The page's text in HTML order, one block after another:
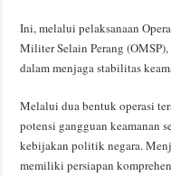
Ini, melalui pelaksanaan
Militer Selain Perang
dalam menjaga stabilitas
Melalui dua bentuk operasi
potensi gangguan keamanan
kebijakan politik negara.
memiliki persiapan